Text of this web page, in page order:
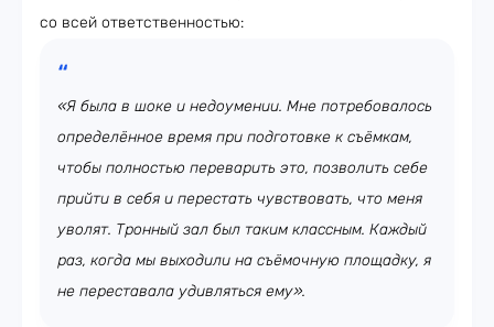
со всей ответственностью:
«Я была в шоке и недоумении. Мне потребовалось
определённое время при подготовке к съёмкам,
чтобы полностью переварить это, позволить себе
прийти в себя и перестать чувствовать, что меня
уволят. Тронный зал был таким классным. Каждый
раз, когда мы выходили на съёмочную площадку, я
не переставала удивляться ему».